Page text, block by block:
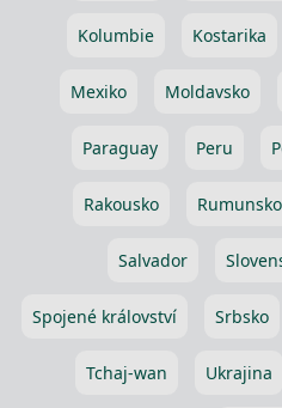
Kolumbie Kostarika
Mexiko Moldavsko
Paraguay Peru
Rakousko Rumunsko
Salvador
Spojené království Srbsko
Tchaj-wan Ukrajina